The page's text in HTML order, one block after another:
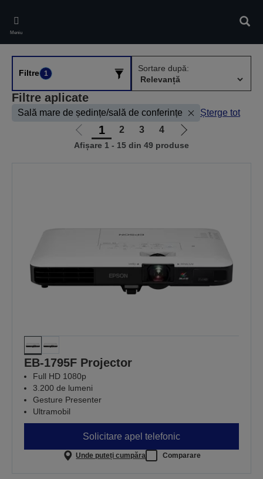
main
content
Meniu
Filtre 1
Sortare după:
Filtre aplicate
Sală mare de ședințe/sală de conferințe Șterge tot
Mergi
la
1 2 3 4
Mergi
la
Afișare 1 - 15 din 49 produse
EB-1795F Projector
Full HD 1080p
3.200 de lumeni
Gesture Presenter
Ultramobil
Solicitare apel telefonic
Unde puteți cumpăra Comparare